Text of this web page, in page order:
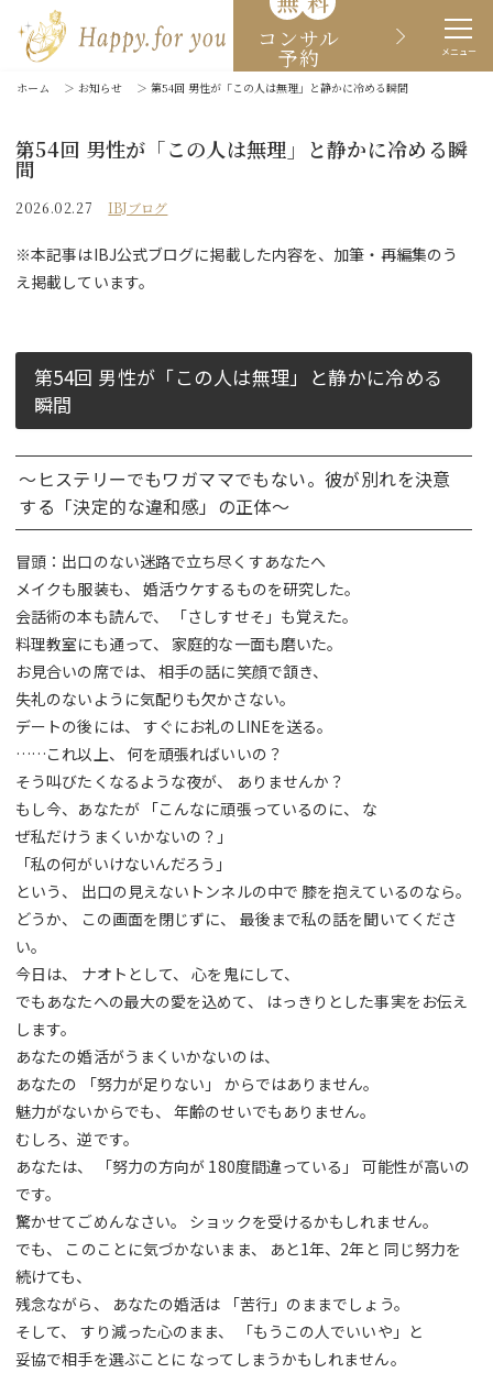
コンサル
予約 メニュー
ホーム ＞ お知らせ ＞ 第54回 男性が「この人は無理」と静かに冷める瞬間
第54回 男性が「この人は無理」と静かに冷める瞬
間
2026.02.27 IBJブログ
※本記事はIBJ公式ブログに掲載した内容を、加筆・再編集のう
え掲載しています。
第54回 男性が「この人は無理」と静かに冷める
瞬間
～ヒステリーでもワガママでもない。彼が別れを決意
する「決定的な違和感」の正体～
冒頭：出口のない迷路で立ち尽くすあなたへ
メイクも服装も、 婚活ウケするものを研究した。
会話術の本も読んで、 「さしすせそ」も覚えた。
料理教室にも通って、 家庭的な一面も磨いた。
お見合いの席では、 相手の話に笑顔で頷き、
失礼のないように気配りも欠かさない。
デートの後には、 すぐにお礼のLINEを送る。
……これ以上、 何を頑張ればいいの？
そう叫びたくなるような夜が、 ありませんか？
もし今、あなたが 「こんなに頑張っているのに、 な
ぜ私だけうまくいかないの？」
「私の何がいけないんだろう」
という、 出口の見えないトンネルの中で 膝を抱えているのなら。
どうか、 この画面を閉じずに、 最後まで私の話を聞いてくださ
い。
今日は、 ナオトとして、 心を鬼にして、
でもあなたへの最大の愛を込めて、 はっきりとした事実をお伝え
します。
あなたの婚活がうまくいかないのは、
あなたの 「努力が足りない」 からではありません。
魅力がないからでも、 年齢のせいでもありません。
むしろ、逆です。
あなたは、 「努力の方向が 180度間違っている」 可能性が高いの
です。
驚かせてごめんなさい。 ショックを受けるかもしれません。
でも、 このことに気づかないまま、 あと1年、2年と 同じ努力を
続けても、
残念ながら、 あなたの婚活は 「苦行」のままでしょう。
そして、 すり減った心のまま、 「もうこの人でいいや」と
妥協で相手を選ぶことに なってしまうかもしれません。